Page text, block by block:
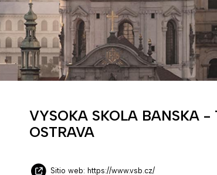
VYSOKA SKOLA BANSKA
OSTRAVA
Sitio web: https://www.vsb.cz/